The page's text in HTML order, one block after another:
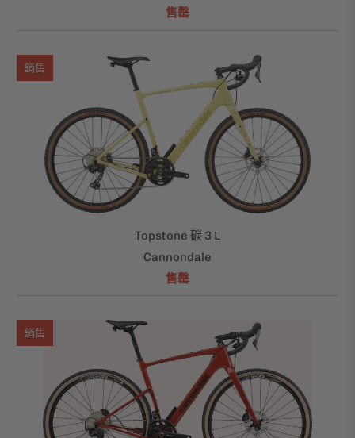
售罄
Topstone 碳 3 L
Cannondale
售罄
銷售
銷售